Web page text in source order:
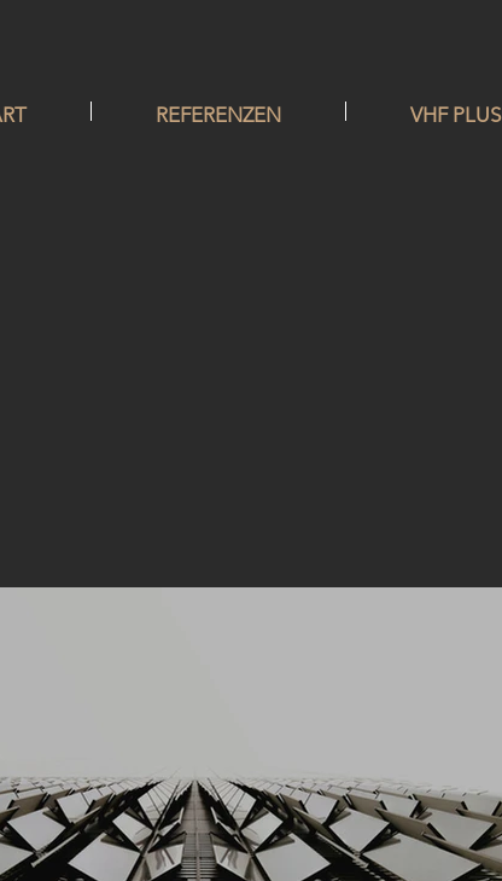
REFERENZEN VHF PLUS